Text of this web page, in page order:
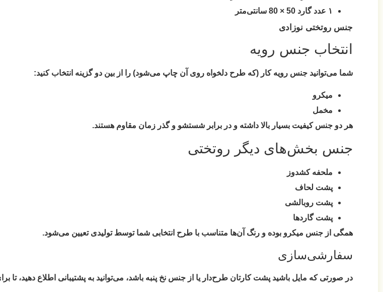
۱ عدد گارد 50 × 80 سانتی‌متر
جنس روتختی نوزادی
انتخاب جنس رویه
شما می‌توانید جنس رویه کار (که طرح دلخواه روی آن چاپ می‌شود) را از بین دو گزینه انتخاب کنید:
میکرو
مخمل
هر دو جنس کیفیت بسیار بالا داشته و در برابر شستشو و گذر زمان مقاوم هستند.
جنس بخش‌های دیگر روتختی
ملحفه کشدوز
پشت لحاف
پشت روبالشی
پشت گاردها
همگی از جنس میکرو بوده و رنگ آن‌ها متناسب با طرح انتخابی شما توسط تولیدی تعیین می‌شود.
سفارشی‌سازی
در صورتی که مایل باشید پشت کارتان طرح‌دار یا از جنس نخ پنبه باشد، می‌توانید به پشتیبانی اطلاع دهید، تا